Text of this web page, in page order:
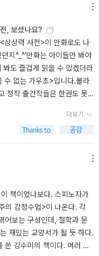
려지지 않은 숱한 작가들의
는 만족한다. 대중에게 소비
지기 산더미 같은 책과 씨름
렇다, 책은 소장하는 게 아니
의 창조자인 문학가도 예외
기 위해서는 엄청난 노력이
려면 정신적 창녀가 되는 것
둔 두려움을 전혀 모르는 진
지 않은 것 같다. 베스트셀러
라도 읽으라는 권면은 정말
술대로 한국의 어느 독자는
링조르를 찾아서>는 반드
쩌면 그 심연이해독제를 찾을
네티는 그의 저술에서 20세
던져졌고 처음 피를 토한 날
놓을 수 없다는 것을 알았다
로 난 무슨 말을 하려는 걸까
카프카가 여행과 섹스, 책은
도 뭔가를 찾아서 그 길에 들
다고 말하려 했던 것 같습니
린무엇이든, 그것이 어떤 방법
입니다. 운이 따르면 늘 거기
국경으로 상징적으로 수렴
으로 재생산된다. 예상 출고
선물! 66,600원의 정가. a
기다리며 로베르토 볼라
misshide/3359188
데, 술과 여자를 좋아하고
이었습니다. 수록작품들 전
지만, 살짝 벗어나고 싶은
트 볼라뇨 <참을 수 없는 가
의 단편소설과 2편의 에세
편은 상당히 난해합니다. 아
낌이 좋아요. 아직 정확히 평
으니, 첫 만남치고는 선방했
은 책. 요코야마 히데오 <
이 팍팍 오는데, 일정상 일단
, 보셨나요?
상상력 사전>이 만화로도 나
지^_^'만화는 아이들만 봐야
도 즐겁게 읽을 수 있겠더라
수 없는 가우초>입니다.볼라
정작 출간작들은 한권도 못
끼가 반전입니다ㅋㅋㅋ
더보기
이었나보다. 스피노자가
의 감정수업>이 나온다. 각
어보는 구성인데, 철학과 문
재밌는 교양서가 될 듯 하다.
쓴 강수미의 책이다. 여러 학